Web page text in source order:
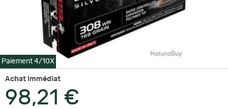
Paiement 4/10X
Achat immédiat
98,21 €